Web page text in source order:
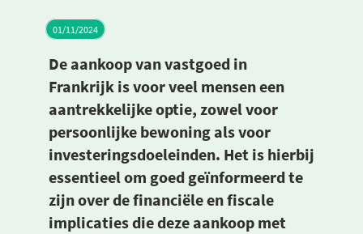
01/11/2024
De aankoop van vastgoed in
Frankrijk is voor veel mensen een
aantrekkelijke optie, zowel voor
persoonlijke bewoning als voor
investeringsdoeleinden. Het is hierbij
essentieel om goed geïnformeerd te
zijn over de financiële en fiscale
implicaties die deze aankoop met